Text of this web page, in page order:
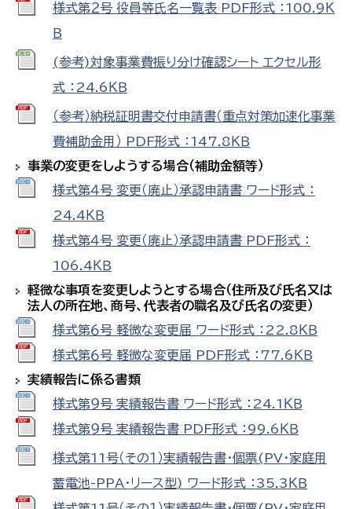
様式第２号 役員等氏名一覧表 PDF形式 ：100.9Ｋ
Ｂ
(参考)対象事業費振り分け確認シート エクセル形
式 ：24.6ＫＢ
（参考）納税証明書交付申請書（重点対策加速化事業
費補助金用） PDF形式 ：147.8ＫＢ
事業の変更をしようする場合（補助金額等）
様式第４号 変更（廃止）承認申請書 ワード形式 ：
24.4ＫＢ
様式第４号 変更（廃止）承認申請書 PDF形式 ：
106.4ＫＢ
軽微な事項を変更しようとする場合（住所及び氏名又は
法人の所在地、商号、代表者の職名及び氏名の変更）
様式第６号 軽微な変更届 ワード形式 ：22.8ＫＢ
様式第６号 軽微な変更届 PDF形式 ：77.6ＫＢ
実績報告に係る書類
様式第９号 実績報告書 ワード形式 ：24.1ＫＢ
様式第９号 実績報告書 PDF形式 ：99.6ＫＢ
様式第11号（その１）実績報告書・個票(PV・家庭用
蓄電池-PPA・リース型) ワード形式 ：35.3ＫＢ